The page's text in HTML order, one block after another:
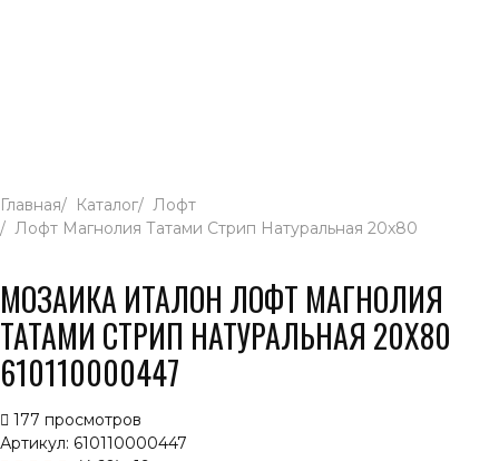
Главная Каталог
Лофт
Лофт Магнолия Татами Стрип Натуральная 20x80
МОЗАИКА ИТАЛОН ЛОФТ МАГНОЛИЯ
ТАТАМИ СТРИП НАТУРАЛЬНАЯ 20X80
610110000447
177 просмотров
Артикул: 610110000447